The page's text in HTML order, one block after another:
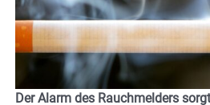
Der Alarm des Rauchmelders